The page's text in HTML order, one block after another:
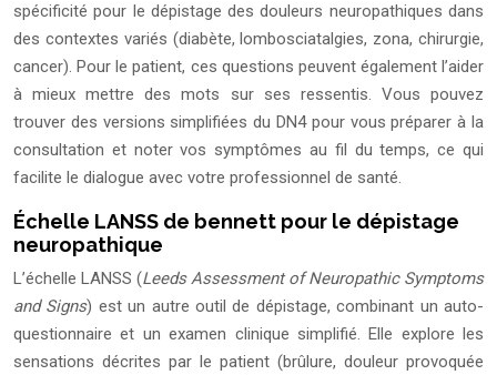
spécificité pour le dépistage des douleurs neuropathiques dans
des contextes variés (diabète, lombosciatalgies, zona, chirurgie,
cancer). Pour le patient, ces questions peuvent également l’aider
à mieux mettre des mots sur ses ressentis. Vous pouvez
trouver des versions simplifiées du DN4 pour vous préparer à la
consultation et noter vos symptômes au fil du temps, ce qui
facilite le dialogue avec votre professionnel de santé.
Échelle LANSS de bennett pour le dépistage
neuropathique
L’échelle LANSS (Leeds Assessment of Neuropathic Symptoms
and Signs) est un autre outil de dépistage, combinant un auto-
questionnaire et un examen clinique simplifié. Elle explore les
sensations décrites par le patient (brûlure, douleur provoquée